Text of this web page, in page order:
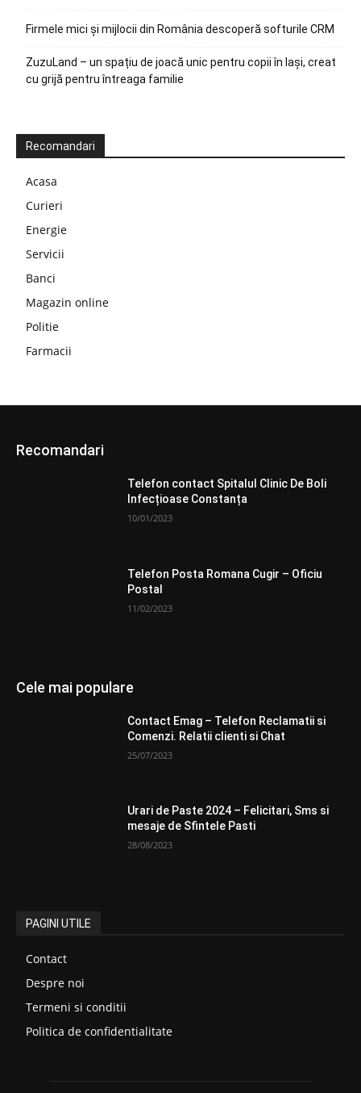
Firmele mici și mijlocii din România descoperă softurile CRM
ZuzuLand – un spațiu de joacă unic pentru copii în Iași, creat
cu grijă pentru întreaga familie
Recomandari
Acasa
Curieri
Energie
Servicii
Banci
Magazin online
Politie
Farmacii
Recomandari
Telefon contact Spitalul Clinic De Boli
Infecțioase Constanța
10/01/2023
Telefon Posta Romana Cugir – Oficiu
Postal
11/02/2023
Cele mai populare
Contact Emag – Telefon Reclamatii si
Comenzi. Relatii clienti si Chat
25/07/2023
Urari de Paste 2024 – Felicitari, Sms si
mesaje de Sfintele Pasti
28/08/2023
PAGINI UTILE
Contact
Despre noi
Termeni si conditii
Politica de confidentialitate